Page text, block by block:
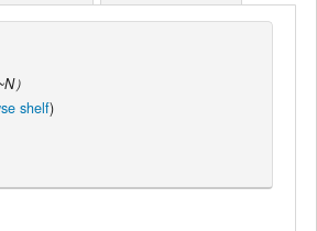
）
shelf)